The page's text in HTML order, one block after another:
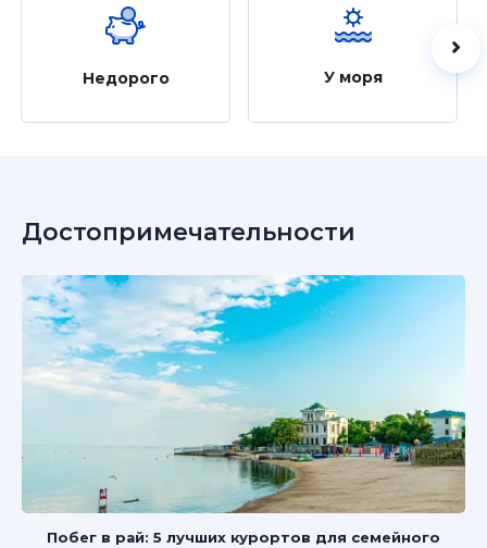
Недорого У моря
Достопримечательности
Побег в рай: 5 лучших курортов для семейного